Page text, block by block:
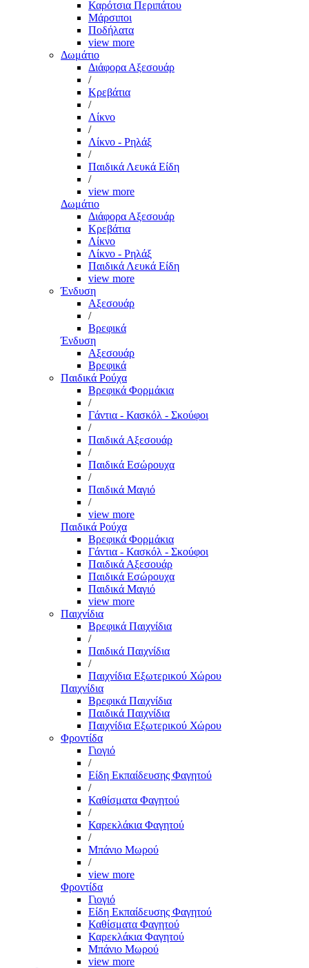
Καρότσια Περιπάτου
Μάρσιποι
Ποδήλατα
view more
Δωμάτιο
Διάφορα Αξεσουάρ
/
Κρεβάτια
/
Λίκνο
/
Λίκνο - Ρηλάξ
/
Παιδικά Λευκά Είδη
/
view more
Δωμάτιο
Διάφορα Αξεσουάρ
Κρεβάτια
Λίκνο
Λίκνο - Ρηλάξ
Παιδικά Λευκά Είδη
view more
Ένδυση
Αξεσουάρ
/
Βρεφικά
Ένδυση
Αξεσουάρ
Βρεφικά
Παιδικά Ρούχα
Βρεφικά Φορμάκια
/
Γάντια - Κασκόλ - Σκούφοι
/
Παιδικά Αξεσουάρ
/
Παιδικά Εσώρουχα
/
Παιδικά Μαγιό
/
view more
Παιδικά Ρούχα
Βρεφικά Φορμάκια
Γάντια - Κασκόλ - Σκούφοι
Παιδικά Αξεσουάρ
Παιδικά Εσώρουχα
Παιδικά Μαγιό
view more
Παιχνίδια
Βρεφικά Παιχνίδια
/
Παιδικά Παιχνίδια
/
Παιχνίδια Εξωτερικού Χώρου
Παιχνίδια
Βρεφικά Παιχνίδια
Παιδικά Παιχνίδια
Παιχνίδια Εξωτερικού Χώρου
Φροντίδα
Γιογιό
/
Είδη Εκπαίδευσης Φαγητού
/
Καθίσματα Φαγητού
/
Καρεκλάκια Φαγητού
/
Μπάνιο Μωρού
/
view more
Φροντίδα
Γιογιό
Είδη Εκπαίδευσης Φαγητού
Καθίσματα Φαγητού
Καρεκλάκια Φαγητού
Μπάνιο Μωρού
view more